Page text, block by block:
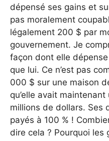
dépensé ses gains et
pas moralement
légalement 200 $ par
gouvernement. Je
façon dont elle
que lui. Ce n’est pas
000 $ sur une maison
qu’elle avait
millions de dollars. Ses
payés à 100 % !
dire cela ? Pourquoi les